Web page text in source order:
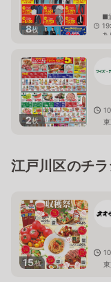
8枚
■
あ
2枚
江戸川区のチ
15枚